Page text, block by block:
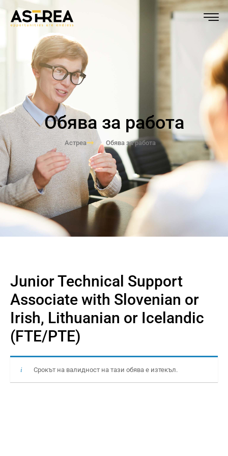
Обява за работа
Астреа Обява за работа
Junior Technical Support
Associate with Slovenian or
Irish, Lithuanian or Icelandic
(FTE/PTE)
Срокът на валидност на тази обява е изтекъл.